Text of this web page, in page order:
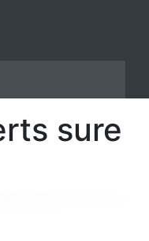
sure